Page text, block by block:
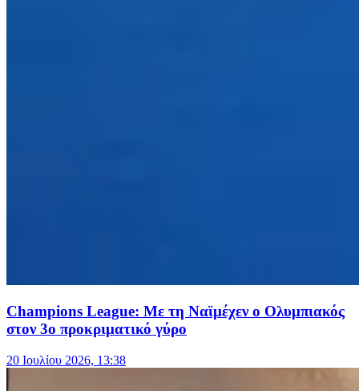
Champions League: Με τη Ναϊμέχεν ο Ολυμπιακός
στον 3ο προκριματικό γύρο
20 Ιουλίου 2026, 13:38